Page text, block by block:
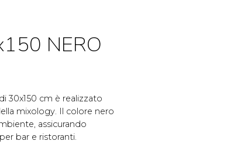
NERO
30x150 cm è realizzato
mixology. Il colore nero
assicurando
bar e ristoranti.